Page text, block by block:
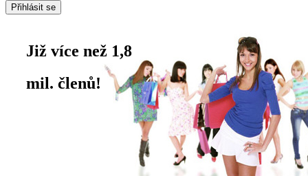
Již více než 1,8
mil. členů!